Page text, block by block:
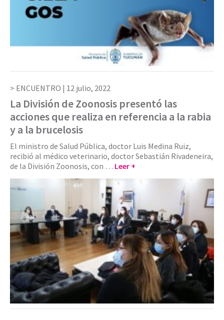
ENCUENTRO | 12 julio, 2022
La División de Zoonosis presentó las
acciones que realiza en referencia a la rabia
y a la brucelosis
El ministro de Salud Pública, doctor Luis Medina Ruiz,
recibió al médico veterinario, doctor Sebastián Rivadeneira,
de la División Zoonosis, con … Leer +